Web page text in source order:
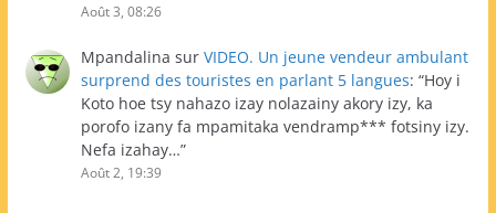
Août 3, 08:26
Mpandalina sur VIDEO. Un jeune vendeur ambulant
surprend des touristes en parlant 5 langues: “Hoy i
Koto hoe tsy nahazo izay nolazainy akory izy, ka
porofo izany fa mpamitaka vendramp*** fotsiny izy.
Nefa izahay…”
Août 2, 19:39